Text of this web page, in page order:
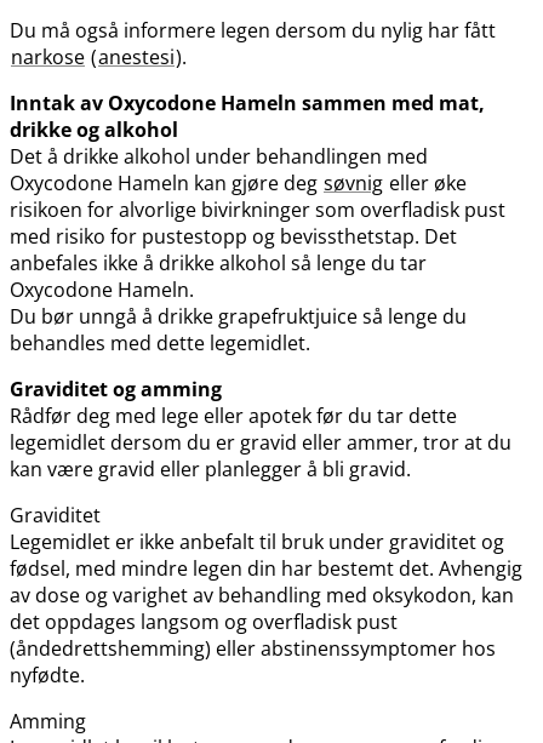
Du må også informere legen dersom du nylig har fått
narkose (anestesi).
Inntak av Oxycodone Hameln sammen med mat,
drikke og alkohol
Det å drikke alkohol under behandlingen med
Oxycodone Hameln kan gjøre deg søvnig eller øke
risikoen for alvorlige bivirkninger som overfladisk pust
med risiko for pustestopp og bevissthetstap. Det
anbefales ikke å drikke alkohol så lenge du tar
Oxycodone Hameln.
Du bør unngå å drikke grapefruktjuice så lenge du
behandles med dette legemidlet.
Graviditet og amming
Rådfør deg med lege eller apotek før du tar dette
legemidlet dersom du er gravid eller ammer, tror at du
kan være gravid eller planlegger å bli gravid.
Graviditet
Legemidlet er ikke anbefalt til bruk under graviditet og
fødsel, med mindre legen din har bestemt det. Avhengig
av dose og varighet av behandling med oksykodon, kan
det oppdages langsom og overfladisk pust
(åndedrettshemming) eller abstinenssymptomer hos
nyfødte.
Amming